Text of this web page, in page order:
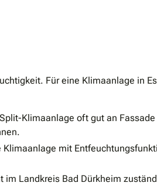
Für eine Klimaanlage in
Klimaanlage oft gut an
mit
im Landkreis Bad Dürkheim